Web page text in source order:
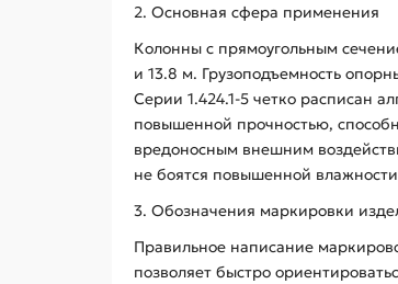
2. Основная сфера применения
Колонны с прямоугольным
и 13.8 м. Грузоподъемность
Серии 1.424.1-5 четко расписан
повышенной прочностью,
вредоносным внешним
не боятся повышенной
3. Обозначения маркировки
Правильное написание
позволяет быстро